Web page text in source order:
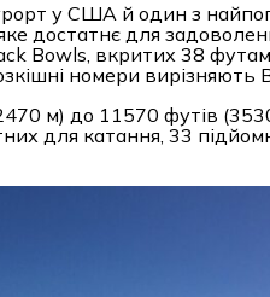
у США й один з
достатнє для
Bowls, вкритих 38
номери вирізняють
м) до 11570 футів
для катання, 33